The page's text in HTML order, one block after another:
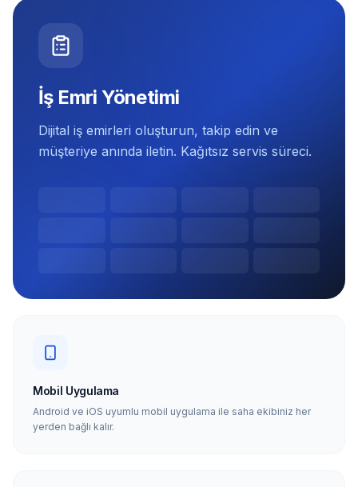
İş Emri Yönetimi
Dijital iş emirleri oluşturun, takip edin ve
müşteriye anında iletin. Kağıtsız servis süreci.
Mobil Uygulama
Android ve iOS uyumlu mobil uygulama ile saha ekibiniz her
yerden bağlı kalır.